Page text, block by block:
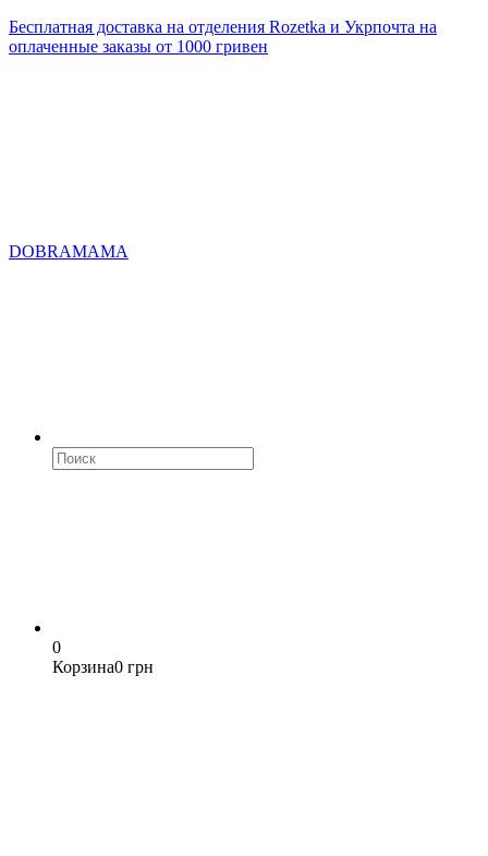
Бесплатная доставка на отделения Rozetka и Укрпочта на
оплаченные заказы от 1000 гривен
DOBRAMAMA
0
Корзина0 грн